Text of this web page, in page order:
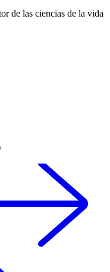
de las ciencias de la vida